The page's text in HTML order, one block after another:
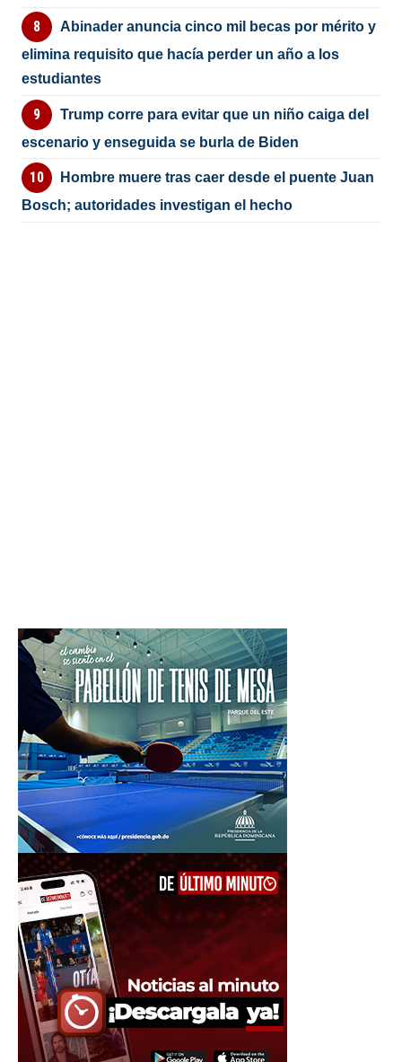
Abinader anuncia cinco mil becas por mérito y
elimina requisito que hacía perder un año a los
estudiantes
Trump corre para evitar que un niño caiga del
escenario y enseguida se burla de Biden
Hombre muere tras caer desde el puente Juan
Bosch; autoridades investigan el hecho